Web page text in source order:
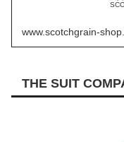
www.scotchgrain-
THE SUIT